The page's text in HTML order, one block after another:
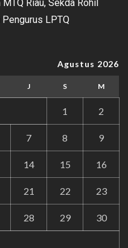
Riau, Sekda Rohil
LPTQ
Agustus 2026
J S M
1 2
7 8 9
14 15 16
21 22 23
28 29 30